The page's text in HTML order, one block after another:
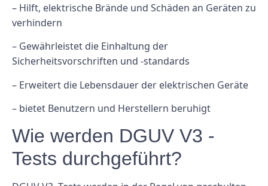
– Hilft, elektrische Brände und Schäden an Geräten zu
verhindern
– Gewährleistet die Einhaltung der
Sicherheitsvorschriften und -standards
– Erweitert die Lebensdauer der elektrischen Geräte
– bietet Benutzern und Herstellern beruhigt
Wie werden DGUV V3 -
Tests durchgeführt?